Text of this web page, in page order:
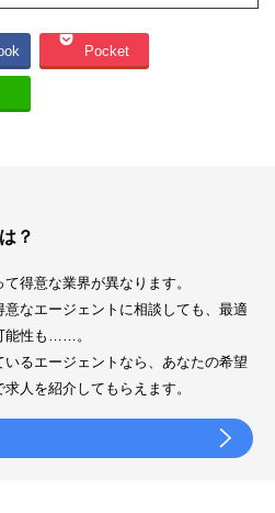
Pocket
？
得意な業界が異なります。
なエージェントに相談しても、最適
能性も……。
るエージェントなら、あなたの希望
人を紹介してもらえます。